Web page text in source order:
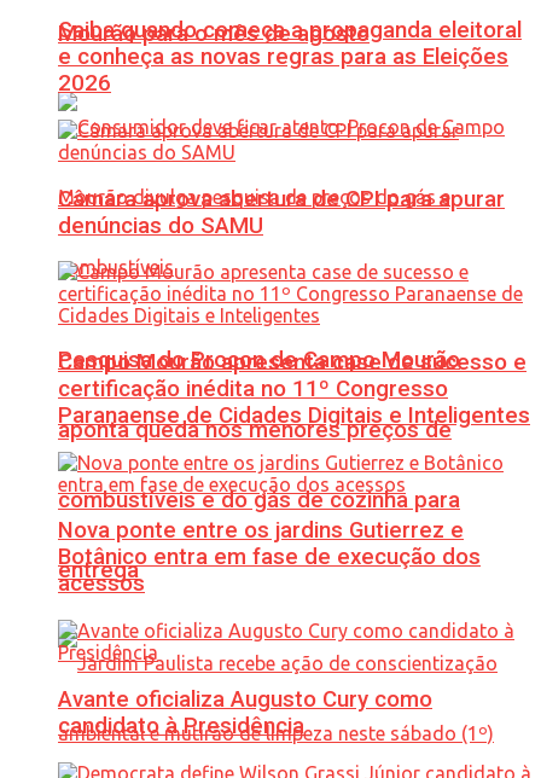
Mourão para o mês de agosto
Pesquisa do Procon de Campo Mourão
aponta queda nos menores preços de
combustíveis e do gás de cozinha para
entrega
Saiba quando começa a propaganda eleitoral
e conheça as novas regras para as Eleições
2026
Câmara aprova abertura de CPI para apurar
denúncias do SAMU
Campo Mourão apresenta case de sucesso e
certificação inédita no 11º Congresso
Paranaense de Cidades Digitais e Inteligentes
Nova ponte entre os jardins Gutierrez e
Botânico entra em fase de execução dos
acessos
Avante oficializa Augusto Cury como
candidato à Presidência